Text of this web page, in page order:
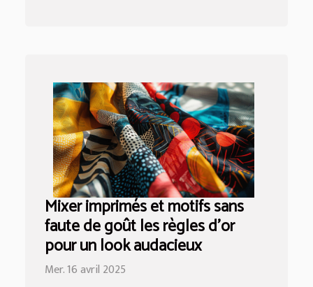
Mixer imprimés et motifs sans
faute de goût les règles d'or
pour un look audacieux
Mer. 16 avril 2025